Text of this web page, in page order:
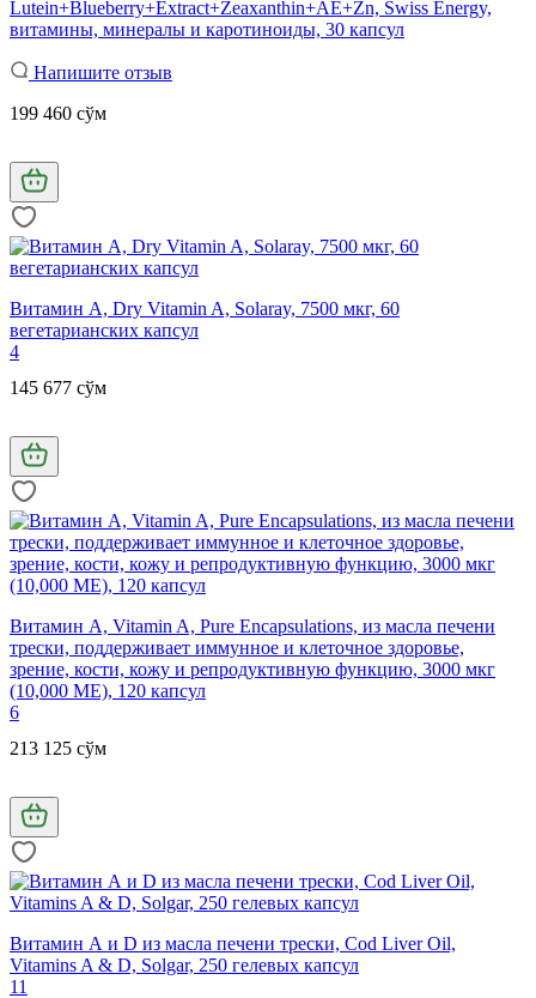
Lutein+Blueberry+Extract+Zeaxanthin+AE+Zn, Swiss Energy,
витамины, минералы и каротиноиды, 30 капсул
Напишите отзыв
199 460 сўм
Витамин А, Dry Vitamin A, Solaray, 7500 мкг, 60
вегетарианских капсул
4
145 677 сўм
Витамин A, Vitamin A, Pure Encapsulations, из масла печени
трески, поддерживает иммунное и клеточное здоровье,
зрение, кости, кожу и репродуктивную функцию, 3000 мкг
(10,000 МЕ), 120 капсул
6
213 125 сўм
Витамин А и D из масла печени трески, Cod Liver Oil,
Vitamins A & D, Solgar, 250 гелевых капсул
11